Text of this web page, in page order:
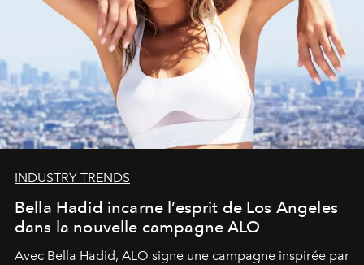
INDUSTRY TRENDS
Bella Hadid incarne l’esprit de Los Angeles
dans la nouvelle campagne ALO
Avec Bella Hadid, ALO signe une campagne inspirée par